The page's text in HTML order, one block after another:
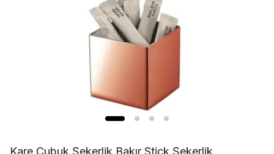
Kare Çubuk Şekerlik Bakır Stick Şekerlik